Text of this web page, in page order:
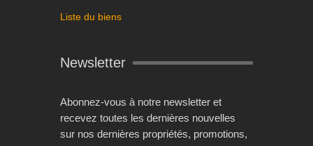
Liste du biens
Newsletter
Abonnez-vous à notre newsletter et
recevez toutes les dernières nouvelles
sur nos dernières propriétés, promotions,